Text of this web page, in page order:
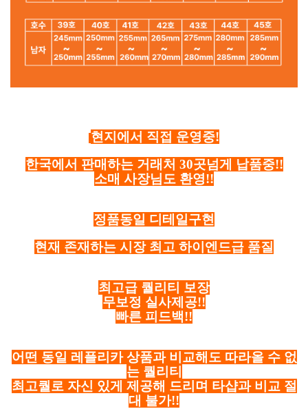
현지에서 직접 운영중!
한국에서 판매하는 거래처 30곳넘게 납품중!!
소매 사장님도 환영!!
정품동일 디테일구현
현재 존재하는 시장 최고 하이엔드급 품질
최고급 퀄리티 보장
무보정 실사제공!!
빠른 피드백!!
어떤 동일 레플리카 상품과 비교해도 따라올 수 없
는 퀄리티
최고퀄로 자신 있게 제공해 드리며 타샵과 비교 절
대 불가!!